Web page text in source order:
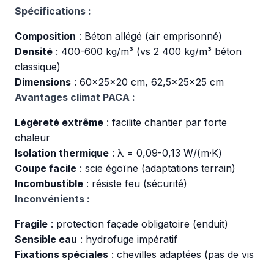
Spécifications :
Composition : Béton allégé (air emprisonné)
Densité : 400-600 kg/m³ (vs 2 400 kg/m³ béton
classique)
Dimensions : 60x25x20 cm, 62,5x25x25 cm
Avantages climat PACA :
Légèreté extrême : facilite chantier par forte
chaleur
Isolation thermique : λ = 0,09-0,13 W/(m·K)
Coupe facile : scie égoïne (adaptations terrain)
Incombustible : résiste feu (sécurité)
Inconvénients :
Fragile : protection façade obligatoire (enduit)
Sensible eau : hydrofuge impératif
Fixations spéciales : chevilles adaptées (pas de vis